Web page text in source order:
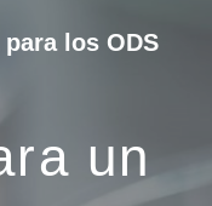
los ODS
un